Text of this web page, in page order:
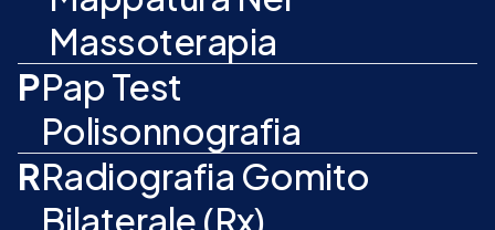
Massoterapia
PPap Test
Polisonnografia
RRadiografia Gomito
Bilaterale (Rx)